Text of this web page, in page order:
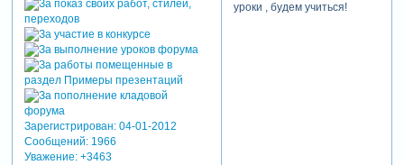
Зарегистрирован: 04-01-2012
Сообщений:1966
Уважение: +3463
уроки , будем учиться!